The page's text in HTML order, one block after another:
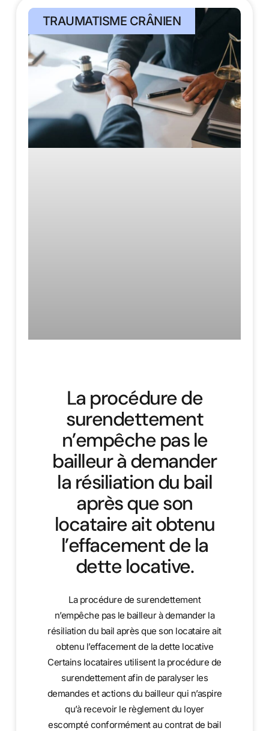
TRAUMATISME CRÂNIEN
La procédure de
surendettement
n’empêche pas le
bailleur à demander
la résiliation du bail
après que son
locataire ait obtenu
l’effacement de la
dette locative.
La procédure de surendettement
n’empêche pas le bailleur à demander la
résiliation du bail après que son locataire ait
obtenu l’effacement de la dette locative
Certains locataires utilisent la procédure de
surendettement afin de paralyser les
demandes et actions du bailleur qui n’aspire
qu’à recevoir le règlement du loyer
escompté conformément au contrat de bail